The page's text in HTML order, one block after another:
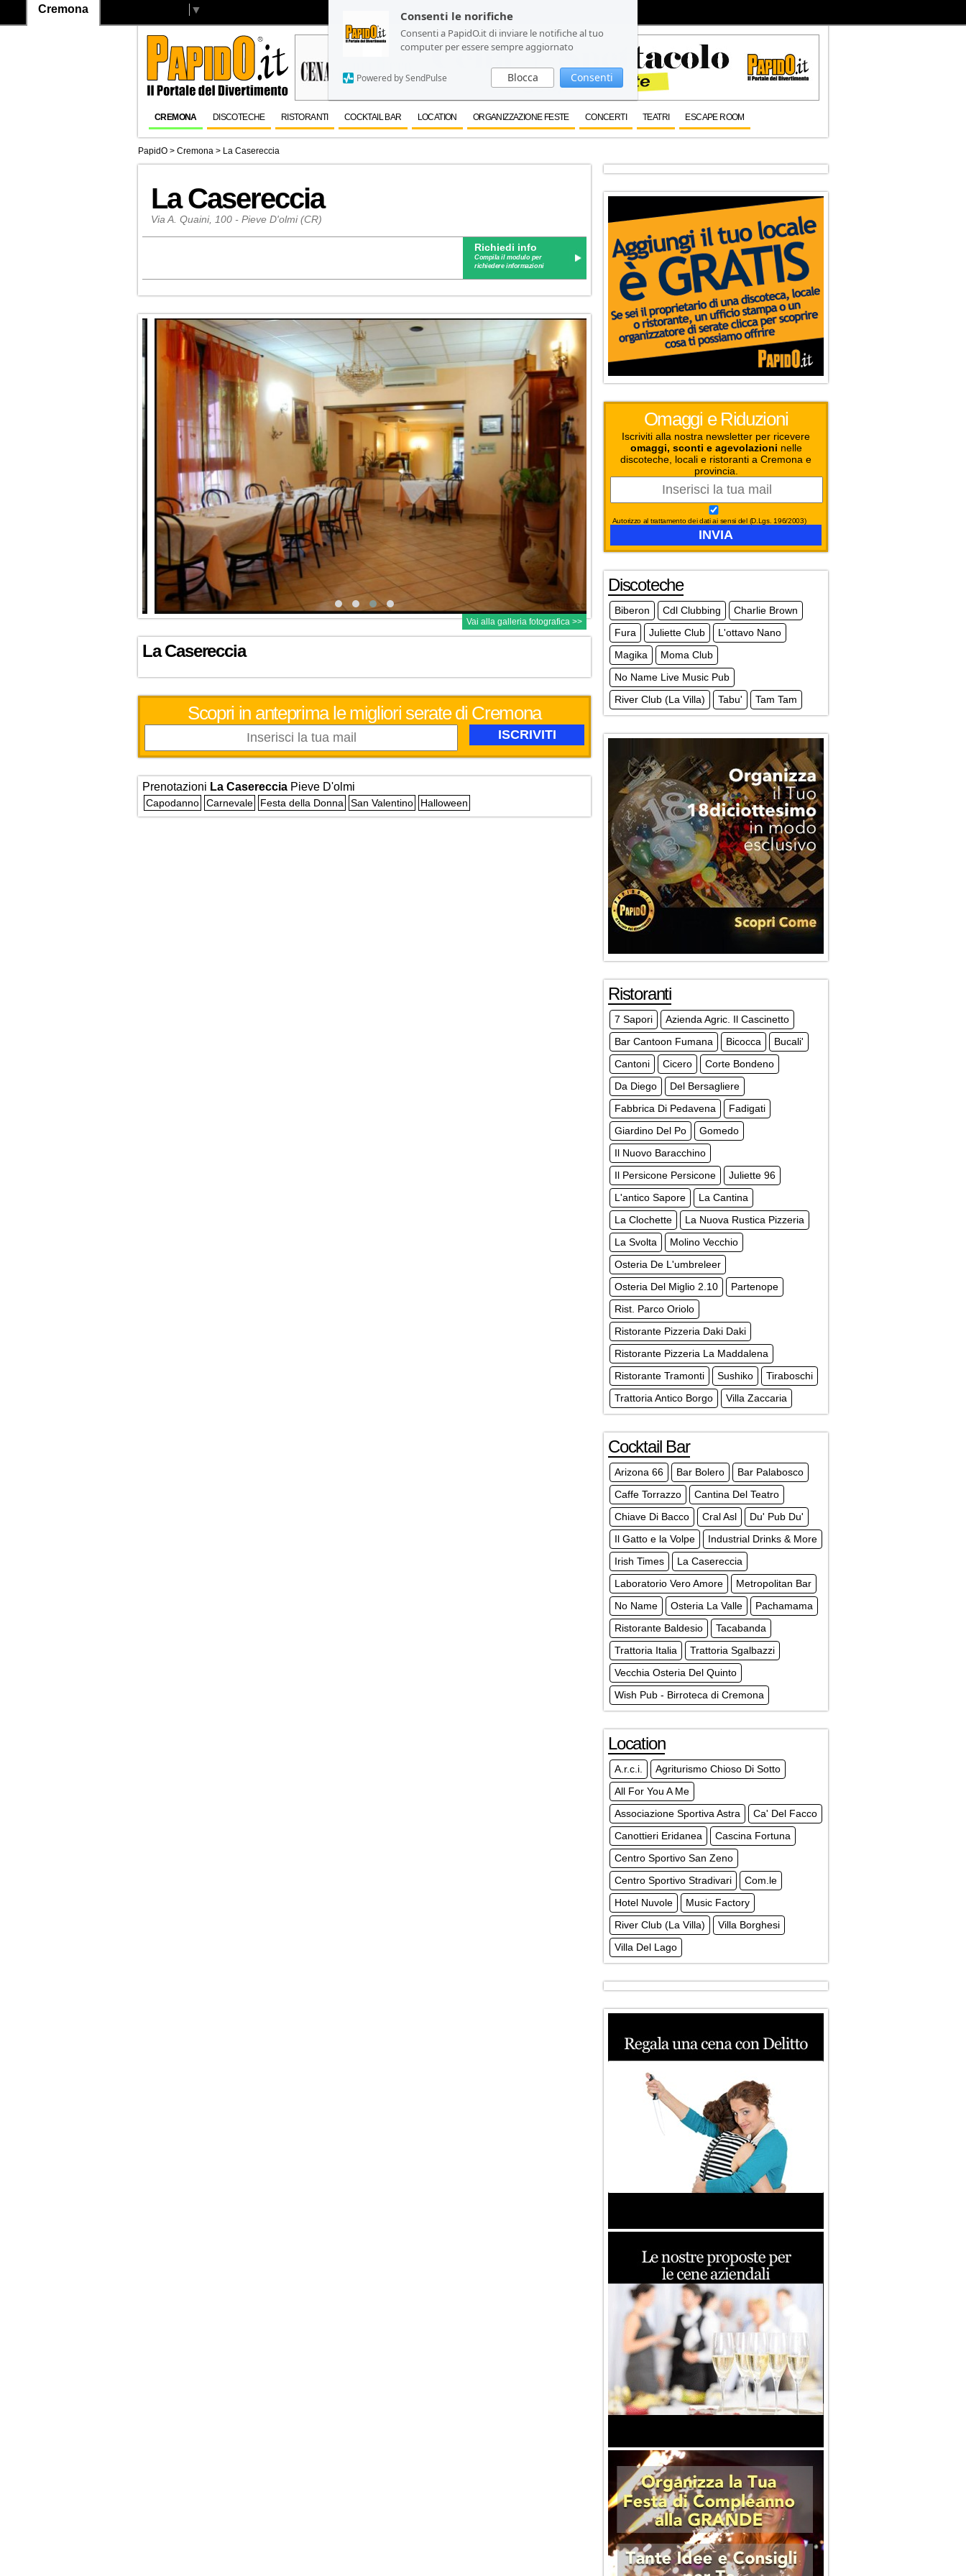
Consenti le norifiche
Consenti a PapidO.it di inviare le notifiche al tuo
computer per essere sempre aggiornato
Blocca Consenti
Powered by SendPulse
Consenti le norifiche
Consenti a PapidO.it di inviare le notifiche al tuo
computer per essere sempre aggiornato
Blocca Consenti
Powered by SendPulse
Cremona ▼
CREMONA DISCOTECHE RISTORANTI COCKTAIL BAR LOCATION ORGANIZZAZIONE FESTE CONCERTI TEATRI ESCAPE ROOM
PapidO > Cremona > La Casereccia
La Casereccia
Via A. Quaini, 100 - Pieve D'olmi (CR)
Richiedi info
Compila il modulo per
richiedere informazioni
Vai alla galleria fotografica >>
La Casereccia
Scopri in anteprima le migliori serate di Cremona
Prenotazioni La Casereccia Pieve D'olmi
Capodanno Carnevale Festa della Donna San Valentino Halloween
Omaggi e Riduzioni
Iscriviti alla nostra newsletter per ricevere
omaggi, sconti e agevolazioni nelle
discoteche, locali e ristoranti a Cremona e
provincia.
Autorizzo al trattamento dei dati ai sensi del (D.Lgs. 196/2003)
Discoteche
Biberon Cdl Clubbing
Charlie Brown
Fura
Juliette Club
L'ottavo Nano
Magika
Moma Club
No Name Live Music Pub
River Club (La Villa)
Tabu' Tam Tam
Ristoranti
7 Sapori
Azienda Agric. Il Cascinetto
Bar Cantoon Fumana
Bicocca
Bucali'
Cantoni
Cicero
Corte Bondeno
Da Diego
Del Bersagliere
Fabbrica Di Pedavena
Fadigati
Giardino Del Po
Gomedo
Il Nuovo Baracchino
Il Persicone Persicone
Juliette 96
L'antico Sapore
La Cantina
La Clochette
La Nuova Rustica Pizzeria
La Svolta
Molino Vecchio
Osteria De L'umbreleer
Osteria Del Miglio 2.10
Partenope
Rist. Parco Oriolo
Ristorante Pizzeria Daki Daki
Ristorante Pizzeria La Maddalena
Ristorante Tramonti
Sushiko
Tiraboschi
Trattoria Antico Borgo
Villa Zaccaria
Cocktail Bar
Arizona 66 Bar Bolero
Bar Palabosco
Caffe Torrazzo
Cantina Del Teatro
Chiave Di Bacco
Cral Asl
Du' Pub Du'
Il Gatto e la Volpe
Industrial Drinks & More
Irish Times
La Casereccia
Laboratorio Vero Amore
Metropolitan Bar
No Name
Osteria La Valle
Pachamama
Ristorante Baldesio
Tacabanda
Trattoria Italia
Trattoria Sgalbazzi
Vecchia Osteria Del Quinto
Wish Pub - Birroteca di Cremona
Location
A.r.c.i.
Agriturismo Chioso Di Sotto
All For You A Me
Associazione Sportiva Astra
Ca' Del Facco
Canottieri Eridanea
Cascina Fortuna
Centro Sportivo San Zeno
Centro Sportivo Stradivari
Com.le
Hotel Nuvole
Music Factory
River Club (La Villa)
Villa Borghesi
Villa Del Lago